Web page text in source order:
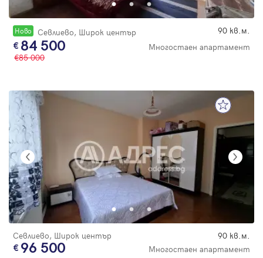
Новo Севлиево, Широк център 90 кв.м.
84 500
Многостаен апартамент
85 000
Севлиево, Широк център 90 кв.м.
96 500 Многостаен апартамент